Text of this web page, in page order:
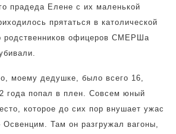
прадеда Елене с их маленькой
прятаться в католической
родственников офицеров СМЕРШа
моему дедушке, было всего 16,
года попал в плен. Совсем юный
которое до сих пор внушает ужас
Там он разгружал вагоны,